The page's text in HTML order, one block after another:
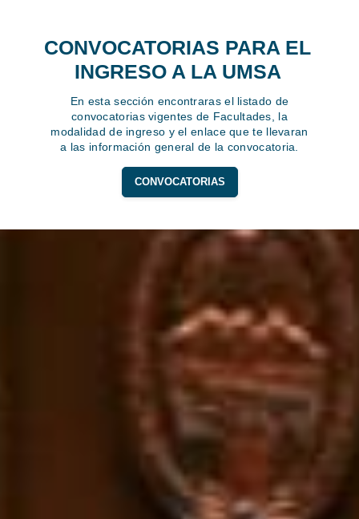
CONVOCATORIAS PARA EL
INGRESO A LA UMSA
En esta sección encontraras el listado de
convocatorias vigentes de Facultades, la
modalidad de ingreso y el enlace que te llevaran
a las información general de la convocatoria.
CONVOCATORIAS